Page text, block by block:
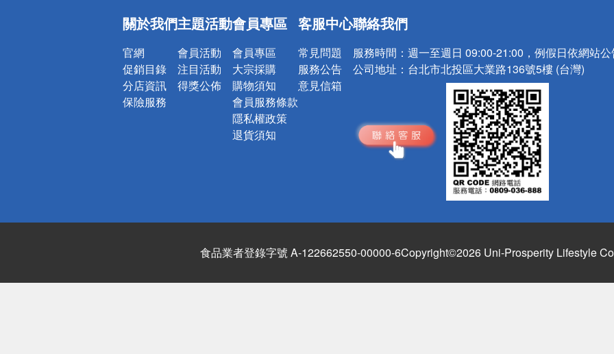
詐騙網頁！請小心！
關於我們
官網
促銷目錄
分店資訊
保險服務
主題活動
會員活動
注目活動
得獎公佈
會員專區
會員專區
大宗採購
購物須知
會員服務條款
隱私權政策
退貨須知
客服中心
常見問題
服務公告
意見信箱
聯絡我們
服務時間： 週一至週日 09:00-21:00，例假日依網站
公司地址： 台北市北投區大業路136號5樓 (台灣)
食品業者登錄字號 A-122662550-00000-6Copyright©2026 Uni-Prosperity Lifestyle